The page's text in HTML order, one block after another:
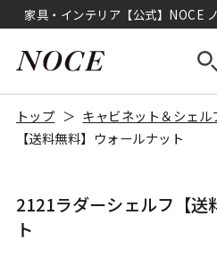
家具・インテリア【公式】NOCE
トップ キャビネット＆シェル
【送料無料】ウォールナット
2121ラダーシェルフ【送
ト